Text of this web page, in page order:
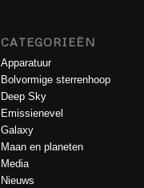
CATEGORIEËN
Apparatuur
Bolvormige sterrenhoop
Deep Sky
Emissienevel
Galaxy
Maan en planeten
Media
Nieuws